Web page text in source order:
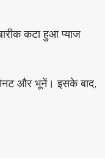
कटा हुआ प्याज
और भूनें। इसके बाद,